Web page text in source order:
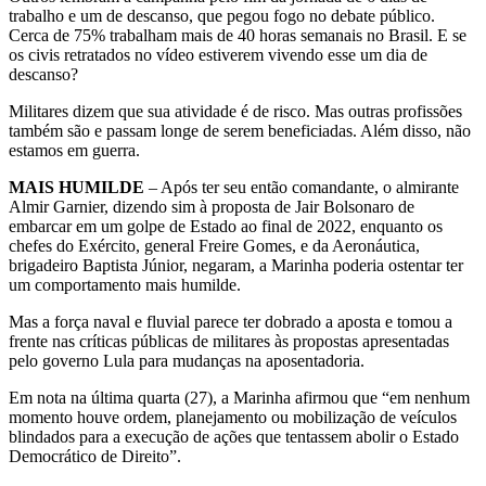
trabalho e um de descanso, que pegou fogo no debate público.
Cerca de 75% trabalham mais de 40 horas semanais no Brasil. E se
os civis retratados no vídeo estiverem vivendo esse um dia de
descanso?
Militares dizem que sua atividade é de risco. Mas outras profissões
também são e passam longe de serem beneficiadas. Além disso, não
estamos em guerra.
MAIS HUMILDE – Após ter seu então comandante, o almirante
Almir Garnier, dizendo sim à proposta de Jair Bolsonaro de
embarcar em um golpe de Estado ao final de 2022, enquanto os
chefes do Exército, general Freire Gomes, e da Aeronáutica,
brigadeiro Baptista Júnior, negaram, a Marinha poderia ostentar ter
um comportamento mais humilde.
Mas a força naval e fluvial parece ter dobrado a aposta e tomou a
frente nas críticas públicas de militares às propostas apresentadas
pelo governo Lula para mudanças na aposentadoria.
Em nota na última quarta (27), a Marinha afirmou que “em nenhum
momento houve ordem, planejamento ou mobilização de veículos
blindados para a execução de ações que tentassem abolir o Estado
Democrático de Direito”.